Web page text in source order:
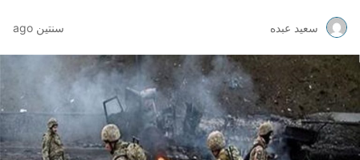
سعيد عبده سنتين ago